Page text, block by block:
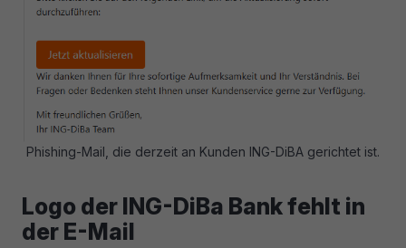
Phishing-Mail, die derzeit an Kunden ING-DiBA gerichtet ist.
Logo der ING-DiBa Bank fehlt in
der E-Mail